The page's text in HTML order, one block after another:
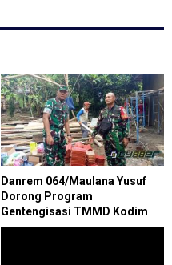
Danrem 064/Maulana Yusuf
Dorong Program
Gentengisasi TMMD Kodim
0623/Cilegon, Tingkatkan